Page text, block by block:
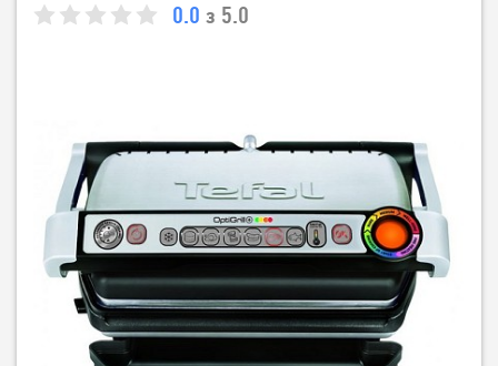
0.0 з 5.0